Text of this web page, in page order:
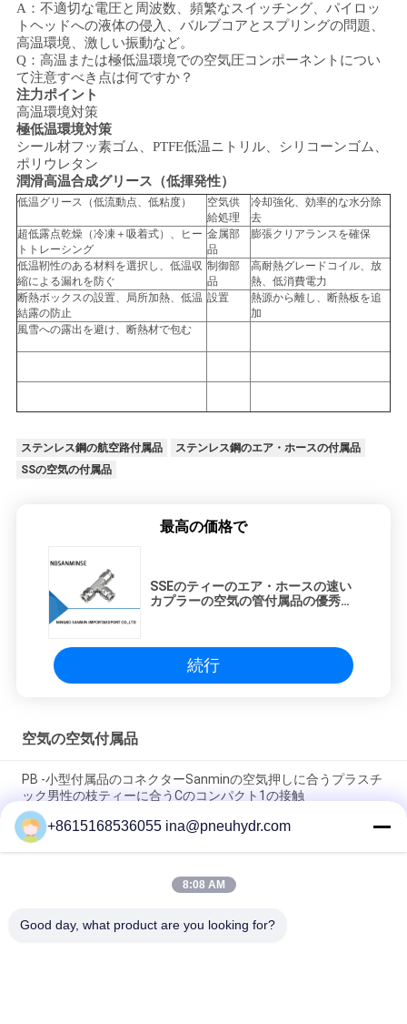
A：不適切な電圧と周波数、頻繁なスイッチング、パイロッ
トヘッドへの液体の侵入、バルブコアとスプリングの問題、
高温環境、激しい振動など。
Q：高温または極低温環境での空気圧コンポーネントについ
て注意すべき点は何ですか？
注力ポイント
高温環境対策
極低温環境対策
シール材フッ素ゴム、PTFE低温ニトリル、シリコーンゴム、
ポリウレタン
潤滑高温合成グリース（低揮発性）
低温グリース（低流動点、低粘度）
空気供
給処理
冷却強化、効率的な水分除
去
超低露点乾燥（冷凍＋吸着式）、ヒー
トトレーシング
金属部
品
膨張クリアランスを確保
低温靭性のある材料を選択し、低温収
縮による漏れを防ぐ
制御部
品
高耐熱グレードコイル、放
熱、低消費電力
断熱ボックスの設置、局所加熱、低温
結露の防止
設置
熱源から離し、断熱板を追
加
風雪への露出を避け、断熱材で包む
ステンレス鋼の航空路付属品
ステンレス鋼のエア・ホースの付属品
SSの空気の付属品
最高の価格で
SSEのティーのエア・ホースの速い
カプラーの空気の管付属品の優秀な
続行
空気の空気付属品
PB -小型付属品のコネクターSanminの空気押しに合うプラスチ
ック男性の枝ティーに合うCのコンパクト1の接触
NBSANMINSE Cのタイプ空気の空気付属品のマフラーのスロッ
トル バルブの空気の真鍮の消音装置
Rcの糸KFのめっきされるよく素晴らしいニッケルと真鍮空気の
+8615168536055 ina@pneuhydr.com
8:08 AM
Good day, what product are you looking for?